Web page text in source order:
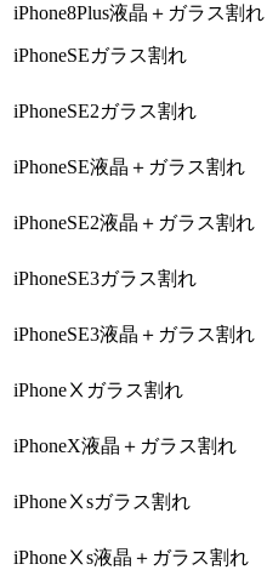
iPhone8Plus液晶＋ガラス割れ
iPhoneSEガラス割れ
iPhoneSE2ガラス割れ
iPhoneSE液晶＋ガラス割れ
iPhoneSE2液晶＋ガラス割れ
iPhoneSE3ガラス割れ
iPhoneSE3液晶＋ガラス割れ
iPhoneⅩガラス割れ
iPhoneX液晶＋ガラス割れ
iPhoneⅩsガラス割れ
iPhoneⅩs液晶＋ガラス割れ